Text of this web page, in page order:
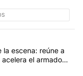
en los
Milei vuelve al
la escena: reúne a
el armado